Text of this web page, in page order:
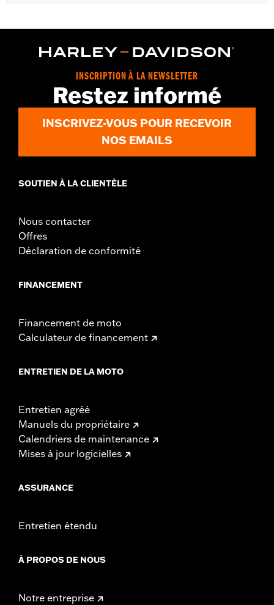
Cover P/N 25700385 or 25700438).
Derby cover only
WARRANTY:,,,,,,,,,,,,,,,,,,,,,,,,,,,,,,,,,,,,,,,,,,,,,,,,,,,,,,,,,,,,,,,,,,
Removing and installing engine covers may require
INSCRIPTION À LA NEWSLETTER
Restez informé
INSCRIVEZ-VOUS POUR RECEVOIR
NOS EMAILS
SOUTIEN À LA CLIENTÈLE
Nous contacter
Offres
Déclaration de conformité
FINANCEMENT
Financement de moto
Calculateur de financement
ENTRETIEN DE LA MOTO
Entretien agréé
Manuels du propriétaire
Calendriers de maintenance
Mises à jour logicielles
ASSURANCE
Entretien étendu
À PROPOS DE NOUS
Notre entreprise